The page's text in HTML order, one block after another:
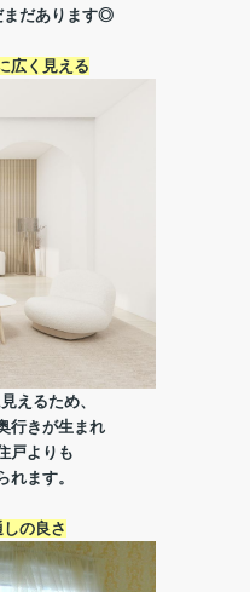
まだあります◎
広く見える
えるため、
行きが生まれ
戸よりも
れます。
の良さ